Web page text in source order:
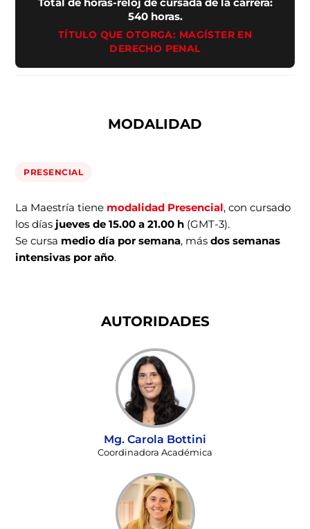
540 horas.
TÍTULO QUE OTORGA: MAGÍSTER EN
DERECHO PENAL
MODALIDAD
PRESENCIAL
La Maestría tiene modalidad Presencial, con cursado
los días jueves de 15.00 a 21.00 h (GMT-3).
Se cursa medio día por semana, másdos semanas
intensivas por año.
AUTORIDADES
Mg. Carola Bottini
Coordinadora Académica